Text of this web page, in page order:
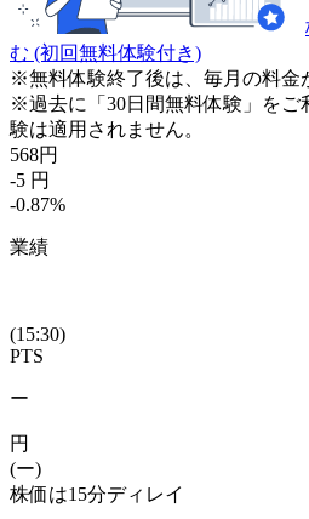
む (初回無料体験付き)
※無料体験終了後は、毎月の料金
※過去に「30日間無料体験」をご
験は適用されません。
568円
-5 円
-0.87%
業績
(15:30)
PTS
ー
円
(ー)
株価は15分ディレイ